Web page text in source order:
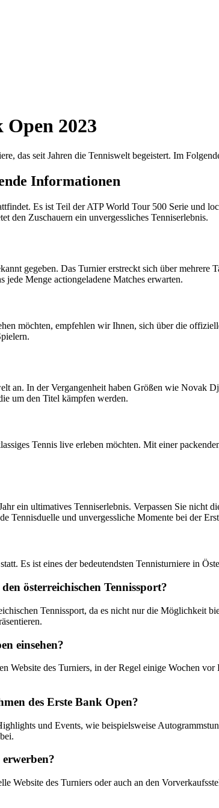
2023
das seit Jahren die Tenniswelt begeistert. Im
Informationen
Es ist Teil der ATP World Tour 500 Serie und
den Zuschauern ein unvergessliches Tenniserlebnis.
gegeben. Das Turnier erstreckt sich über
Menge actiongeladene Matches erwarten.
möchten, empfehlen wir Ihnen, sich über die
an. In der Vergangenheit haben Größen wie
um den Titel kämpfen werden.
Tennis live erleben möchten. Mit einer
ein ultimatives Tenniserlebnis. Verpassen Sie nicht
Tennisduelle und unvergessliche Momente bei der
Es ist eines der bedeutendsten Tennisturniere in
österreichischen Tennissport?
Tennissport, da es nicht nur die Möglichkeit
einsehen?
Website des Turniers, in der Regel einige Wochen
des Erste Bank Open?
und Events, wie beispielsweise
Website des Turniers oder auch an den